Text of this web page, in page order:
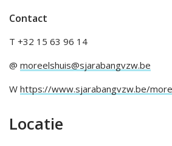
Contact
T +32 15 63 96 14
@ moreelshuis@sjarabangvzw.be
W https://www.sjarabangvzw.be/
Locatie